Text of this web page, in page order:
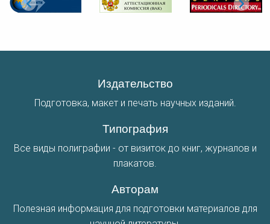
Издательство
Подготовка, макет и печать научных изданий.
Типография
Все виды полиграфии - от визиток до книг, журналов и
плакатов.
Авторам
Полезная информация для подготовки материалов для